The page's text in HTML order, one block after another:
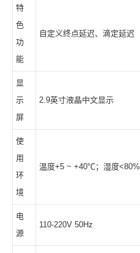
特
色
功
能
自定义终点延迟、滴定延迟
显
示
屏
2.9英寸液晶中文显示
使
用
环
境
温度+5 ~ +40℃；湿度<80%
电
源
110-220V 50Hz